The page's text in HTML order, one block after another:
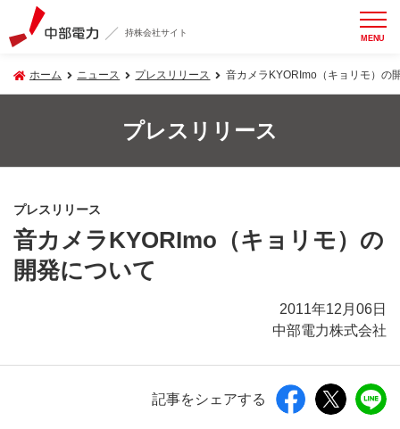
持株会社サイト MENU
ホーム ニュース プレスリリース 音カメラKYORImo（キョリモ）の
プレスリリース
プレスリリース
音カメラKYORImo（キョリモ）の
開発について
2011年12月06日
中部電力株式会社
記事をシェアする